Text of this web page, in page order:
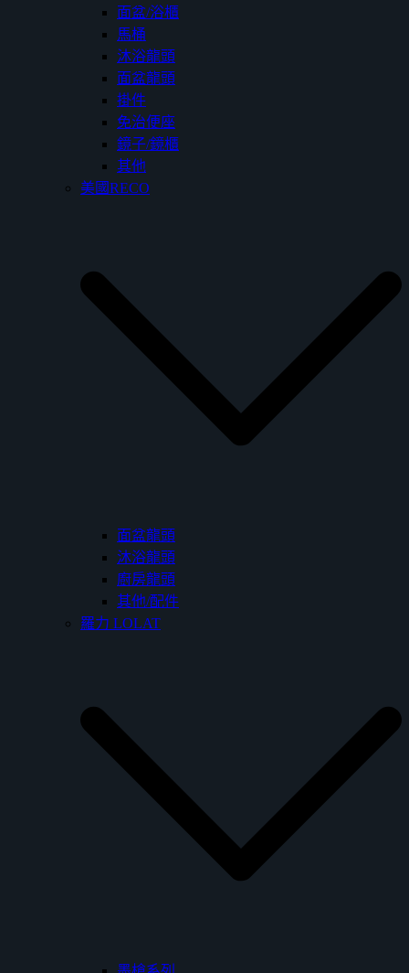
面盆/浴櫃
馬桶
沐浴龍頭
面盆龍頭
掛件
免治便座
鏡子/鏡櫃
其他
美國RECO
面盆龍頭
沐浴龍頭
廚房龍頭
其他/配件
羅力 LOLAT